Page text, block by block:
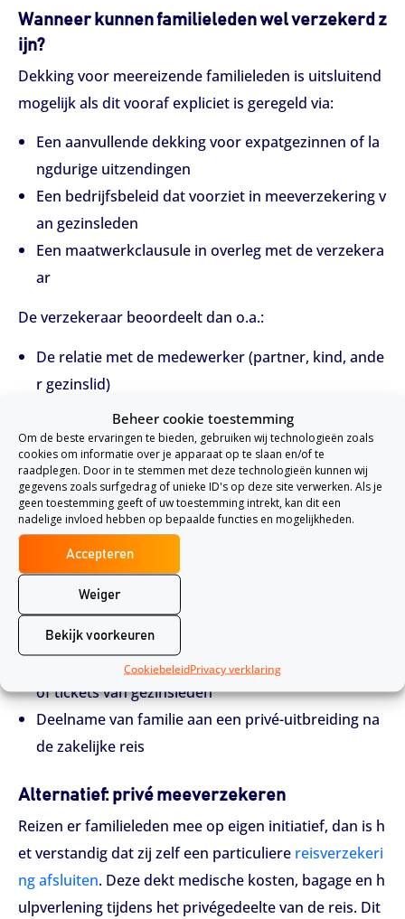
Beheer cookie toestemming
Om de beste ervaringen te bieden, gebruiken wij technologieën zoals
cookies om informatie over je apparaat op te slaan en/of te
raadplegen. Door in te stemmen met deze technologieën kunnen wij
gegevens zoals surfgedrag of unieke ID's op deze site verwerken. Als je
geen toestemming geeft of uw toestemming intrekt, kan dit een
nadelige invloed hebben op bepaalde functies en mogelijkheden.
Accepteren
Weiger
Bekijk voorkeuren
CookiebeleidPrivacy verklaring
Wanneer kunnen familieleden wel verzekerd z
ijn?
Dekking voor meereizende familieleden is uitsluitend
mogelijk als dit vooraf expliciet is geregeld via:
Een aanvullende dekking voor expatgezinnen of la
ngdurige uitzendingen
Een bedrijfsbeleid dat voorziet in meeverzekering v
an gezinsleden
Een maatwerkclausule in overleg met de verzekera
ar
De verzekeraar beoordeelt dan o.a.:
De relatie met de medewerker (partner, kind, ande
r gezinslid)
De aard en reden van de reis
De bestemming en reisduur
Wat is niet gedekt?
Zonder aanvullende afspraken is er géén dekking voo
r:
Medische kosten van een meereizende partner of
kind
Persoonlijke bezittingen van familieleden
Verlies, diefstal of annulering van reisdocumenten
of tickets van gezinsleden
Deelname van familie aan een privé-uitbreiding na
de zakelijke reis
Alternatief: privé meeverzekeren
Reizen er familieleden mee op eigen initiatief, dan is h
et verstandig dat zij zelf een particuliere reisverzekeri
ng afsluiten. Deze dekt medische kosten, bagage en h
ulpverlening tijdens het privégedeelte van de reis. Dit